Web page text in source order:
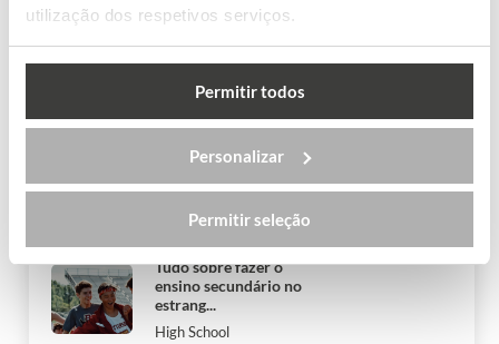
utilização dos respetivos serviços.
Permitir todos
Personalizar
Permitir seleção
Medicina
a Austrália
Work & Travel
Não cumpro os
requisitos do Work
Work & Travel
Tudo sobre fazer o
ensino secundário no
estrang...
High School